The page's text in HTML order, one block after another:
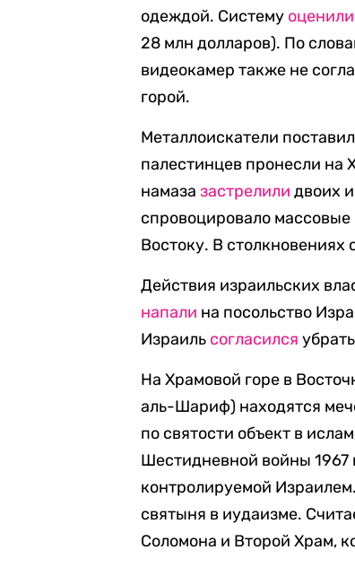
одеждой. Систему оценили
28 млн долларов). По
видеокамер также не
горой.
Металлоискатели
палестинцев пронесли на
намазазастрелили двоих
спровоцировало
Востоку. В столкновениях
Действия израильских
напали на посольство
Израиль согласился
На Храмовой горе в
аль-Шариф) находятся
по святости объект в
Шестидневной войны 1967
контролируемой
святыня в иудаизме.
Соломона и Второй Храм,